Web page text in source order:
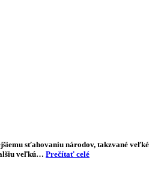
sťahovaniu národov, takzvané veľké
veľkú… Prečítať celé